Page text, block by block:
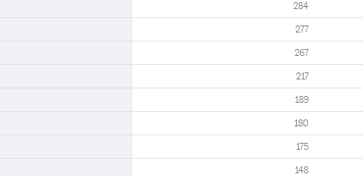
284
277
267
217
189
180
175
148